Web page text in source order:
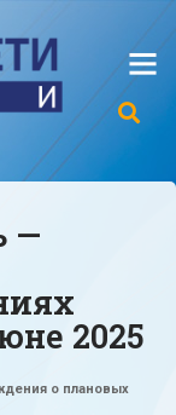
—
2025
о плановых